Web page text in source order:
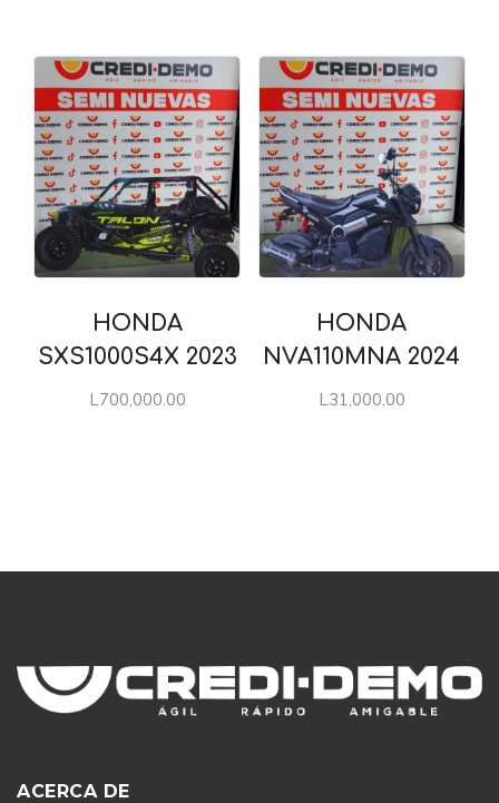
HONDA
SXS1000S4X 2023
L700,000.00
HONDA
NVA110MNA 2024
L31,000.00
ACERCA DE